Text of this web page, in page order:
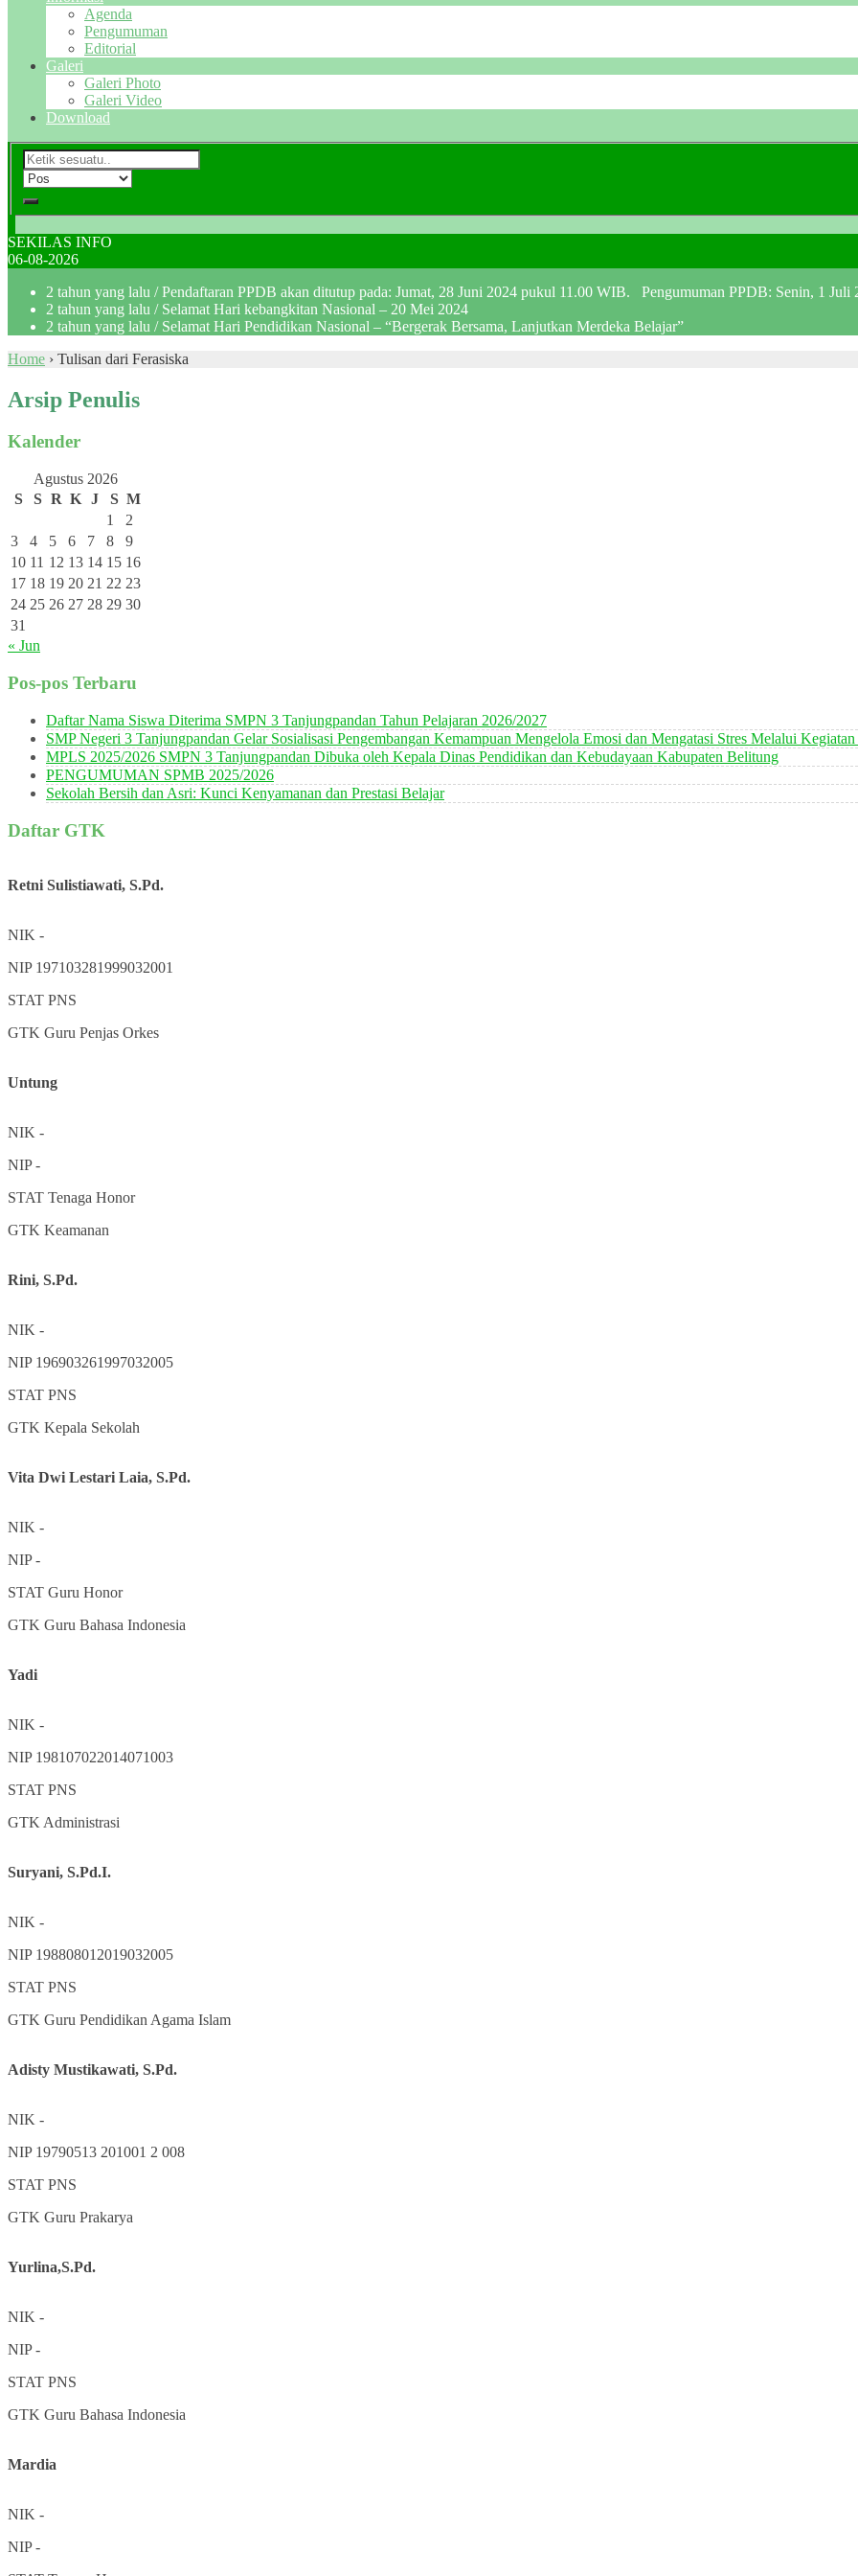
Agenda
Pengumuman
Editorial
Galeri
Galeri Photo
Galeri Video
Download
SEKILAS INFO
06-08-2026
2 tahun yang lalu / Pendaftaran PPDB akan ditutup pada: Jumat, 28 Juni 2024 pukul 11.00 WIB. Pengumuman PPDB: Senin, 1 Juli
2 tahun yang lalu / Selamat Hari kebangkitan Nasional – 20 Mei 2024
2 tahun yang lalu / Selamat Hari Pendidikan Nasional – “Bergerak Bersama, Lanjutkan Merdeka Belajar”
Home › Tulisan dari Ferasiska
Arsip Penulis
Kalender
Agustus 2026
S
S R K J S M
1
2
3
4 5 6 7 8
9
10 11 12 13 14 15 16
17 18 19 20 21 22 23
24 25 26 27 28 29 30
31
« Jun
Pos-pos Terbaru
Daftar Nama Siswa Diterima SMPN 3 Tanjungpandan Tahun Pelajaran 2026/2027
SMP Negeri 3 Tanjungpandan Gelar Sosialisasi Pengembangan Kemampuan Mengelola Emosi dan Mengatasi Stres Melalui
MPLS 2025/2026 SMPN 3 Tanjungpandan Dibuka oleh Kepala Dinas Pendidikan dan Kebudayaan Kabupaten Belitung
PENGUMUMAN SPMB 2025/2026
Sekolah Bersih dan Asri: Kunci Kenyamanan dan Prestasi Belajar
Daftar GTK
Retni Sulistiawati, S.Pd.
NIK -
NIP 197103281999032001
STAT PNS
GTK Guru Penjas Orkes
Untung
NIK -
NIP-
STAT Tenaga Honor
GTK Keamanan
Rini, S.Pd.
NIK -
NIP 196903261997032005
STAT PNS
GTK Kepala Sekolah
Vita Dwi Lestari Laia, S.Pd.
NIK -
NIP-
STAT Guru Honor
GTK Guru Bahasa Indonesia
Yadi
NIK -
NIP 198107022014071003
STAT PNS
GTK Administrasi
Suryani, S.Pd.I.
NIK -
NIP 198808012019032005
STAT PNS
GTK Guru Pendidikan Agama Islam
Adisty Mustikawati, S.Pd.
NIK -
NIP 19790513 201001 2 008
STAT PNS
GTK Guru Prakarya
Yurlina,S.Pd.
NIK -
NIP-
STAT PNS
GTK Guru Bahasa Indonesia
Mardia
NIK -
NIP-